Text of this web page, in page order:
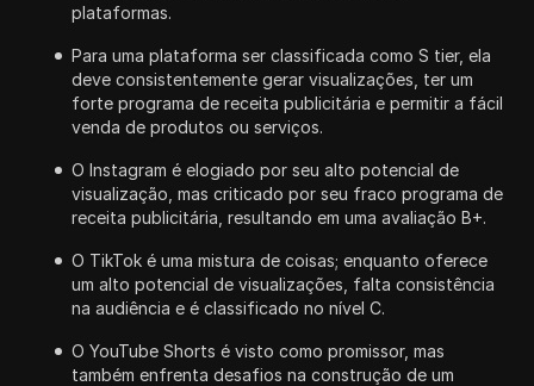
plataformas.
Para uma plataforma ser classificada como S tier, ela
deve consistentemente gerar visualizações, ter um
forte programa de receita publicitária e permitir a fácil
venda de produtos ou serviços.
O Instagram é elogiado por seu alto potencial de
visualização, mas criticado por seu fraco programa de
receita publicitária, resultando em uma avaliação B+.
O TikTok é uma mistura de coisas; enquanto oferece
um alto potencial de visualizações, falta consistência
na audiência e é classificado no nível C.
O YouTube Shorts é visto como promissor, mas
também enfrenta desafios na construção de um